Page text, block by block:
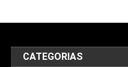
CATEGORIAS